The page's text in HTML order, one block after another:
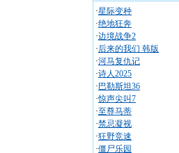
·星际变种
·绝地狂奔
·边境战争2
·后来的我们 韩版
·河马复仇记
·诗人2025
· 巴勒斯坦36
·惊声尖叫7
·至尊马蒂
·禁忌凝视
·狂野竞速
·僵尸乐园